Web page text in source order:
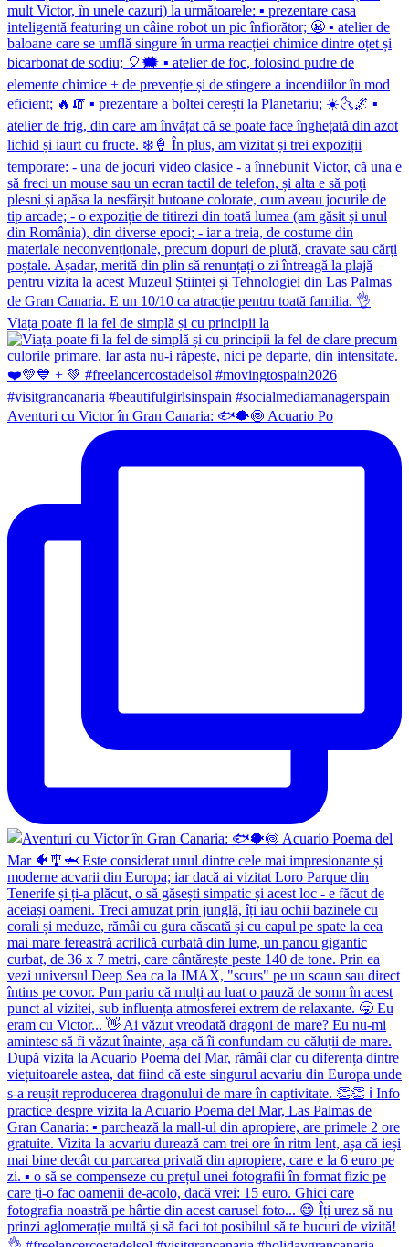
Viața poate fi la fel de simplă și cu principii la
Aventuri cu Victor în Gran Canaria: 🐟🐡🍥 Acuario Po